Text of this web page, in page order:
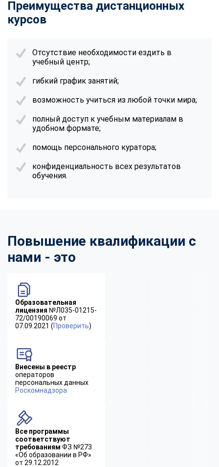
Преимущества дистанционных
курсов
Отсутствие необходимости ездить в
учебный центр;
гибкий график занятий;
возможность учиться из любой точки мира;
полный доступ к учебным материалам в
удобном формате;
помощь персонального куратора;
конфиденциальность всех результатов
обучения.
Повышение квалификации с
нами - это
Образовательная
лицензия №Л035-01215-
72/00190069 от
07.09.2021 (Проверить)
Внесены в реестр
операторов
персональных данных
Роскомнадзора
Все программы
соответствуют
требованиям ФЗ №273
«Об образовании в РФ»
от 29.12.2012